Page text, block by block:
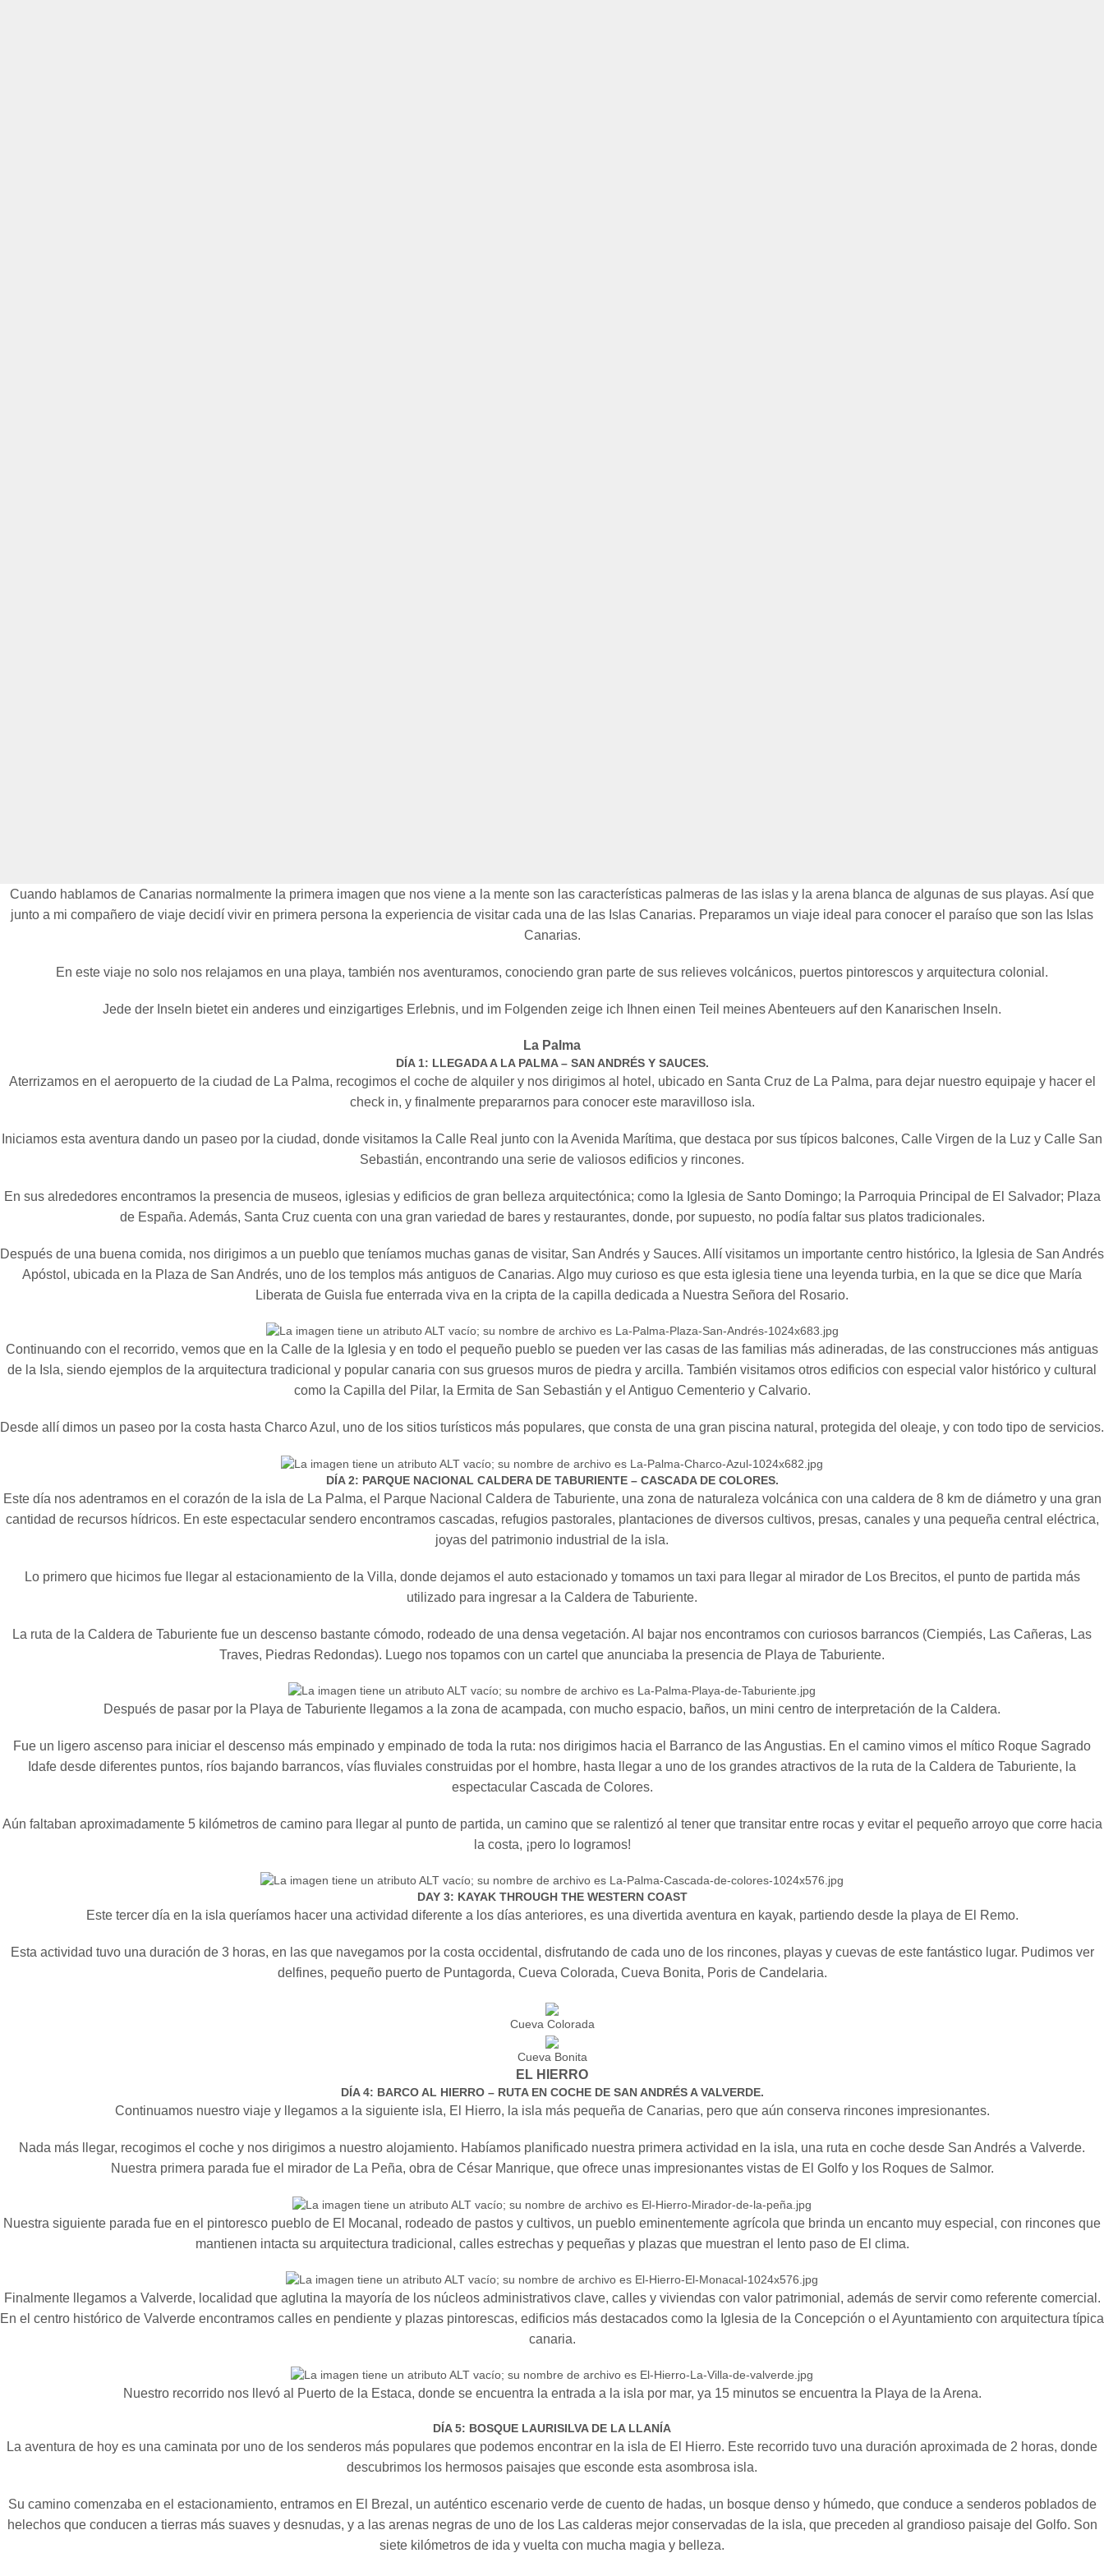
Cuando hablamos de Canarias normalmente la primera imagen que nos viene a la mente son las características palmeras de las islas y la arena blanca de algunas de sus playas. Así que
junto a mi compañero de viaje decidí vivir en primera persona la experiencia de visitar cada una de las Islas Canarias. Preparamos un viaje ideal para conocer el paraíso que son las Islas
Canarias.
En este viaje no solo nos relajamos en una playa, también nos aventuramos, conociendo gran parte de sus relieves volcánicos, puertos pintorescos y arquitectura colonial.
Jede der Inseln bietet ein anderes und einzigartiges Erlebnis, und im Folgenden zeige ich Ihnen einen Teil meines Abenteuers auf den Kanarischen Inseln.
La Palma
DÍA 1: LLEGADA A LA PALMA – SAN ANDRÉS Y SAUCES.
Aterrizamos en el aeropuerto de la ciudad de La Palma, recogimos el coche de alquiler y nos dirigimos al hotel, ubicado en Santa Cruz de La Palma, para dejar nuestro equipaje y hacer el
check in, y finalmente prepararnos para conocer este maravilloso isla.
Iniciamos esta aventura dando un paseo por la ciudad, donde visitamos la Calle Real junto con la Avenida Marítima, que destaca por sus típicos balcones, Calle Virgen de la Luz y Calle San
Sebastián, encontrando una serie de valiosos edificios y rincones.
En sus alrededores encontramos la presencia de museos, iglesias y edificios de gran belleza arquitectónica; como la Iglesia de Santo Domingo; la Parroquia Principal de El Salvador; Plaza
de España. Además, Santa Cruz cuenta con una gran variedad de bares y restaurantes, donde, por supuesto, no podía faltar sus platos tradicionales.
Después de una buena comida, nos dirigimos a un pueblo que teníamos muchas ganas de visitar, San Andrés y Sauces. Allí visitamos un importante centro histórico, la Iglesia de San Andrés
Apóstol, ubicada en la Plaza de San Andrés, uno de los templos más antiguos de Canarias. Algo muy curioso es que esta iglesia tiene una leyenda turbia, en la que se dice que María
Liberata de Guisla fue enterrada viva en la cripta de la capilla dedicada a Nuestra Señora del Rosario.
Continuando con el recorrido, vemos que en la Calle de la Iglesia y en todo el pequeño pueblo se pueden ver las casas de las familias más adineradas, de las construcciones más antiguas
de la Isla, siendo ejemplos de la arquitectura tradicional y popular canaria con sus gruesos muros de piedra y arcilla. También visitamos otros edificios con especial valor histórico y cultural
como la Capilla del Pilar, la Ermita de San Sebastián y el Antiguo Cementerio y Calvario.
Desde allí dimos un paseo por la costa hasta Charco Azul, uno de los sitios turísticos más populares, que consta de una gran piscina natural, protegida del oleaje, y con todo tipo de servicios.
DÍA 2: PARQUE NACIONAL CALDERA DE TABURIENTE – CASCADA DE COLORES.
Este día nos adentramos en el corazón de la isla de La Palma, el Parque Nacional Caldera de Taburiente, una zona de naturaleza volcánica con una caldera de 8 km de diámetro y una gran
cantidad de recursos hídricos. En este espectacular sendero encontramos cascadas, refugios pastorales, plantaciones de diversos cultivos, presas, canales y una pequeña central eléctrica,
joyas del patrimonio industrial de la isla.
Lo primero que hicimos fue llegar al estacionamiento de la Villa, donde dejamos el auto estacionado y tomamos un taxi para llegar al mirador de Los Brecitos, el punto de partida más
utilizado para ingresar a la Caldera de Taburiente.
La ruta de la Caldera de Taburiente fue un descenso bastante cómodo, rodeado de una densa vegetación. Al bajar nos encontramos con curiosos barrancos (Ciempiés, Las Cañeras, Las
Traves, Piedras Redondas). Luego nos topamos con un cartel que anunciaba la presencia de Playa de Taburiente.
Después de pasar por la Playa de Taburiente llegamos a la zona de acampada, con mucho espacio, baños, un mini centro de interpretación de la Caldera.
Fue un ligero ascenso para iniciar el descenso más empinado y empinado de toda la ruta: nos dirigimos hacia el Barranco de las Angustias. En el camino vimos el mítico Roque Sagrado
Idafe desde diferentes puntos, ríos bajando barrancos, vías fluviales construidas por el hombre, hasta llegar a uno de los grandes atractivos de la ruta de la Caldera de Taburiente, la
espectacular Cascada de Colores.
Aún faltaban aproximadamente 5 kilómetros de camino para llegar al punto de partida, un camino que se ralentizó al tener que transitar entre rocas y evitar el pequeño arroyo que corre hacia
la costa, ¡pero lo logramos!
DAY 3: KAYAK THROUGH THE WESTERN COAST
Este tercer día en la isla queríamos hacer una actividad diferente a los días anteriores, es una divertida aventura en kayak, partiendo desde la playa de El Remo.
Esta actividad tuvo una duración de 3 horas, en las que navegamos por la costa occidental, disfrutando de cada uno de los rincones, playas y cuevas de este fantástico lugar. Pudimos ver
delfines, pequeño puerto de Puntagorda, Cueva Colorada, Cueva Bonita, Poris de Candelaria.
Cueva Colorada
Cueva Bonita
EL HIERRO
DÍA 4: BARCO AL HIERRO – RUTA EN COCHE DE SAN ANDRÉS A VALVERDE.
Continuamos nuestro viaje y llegamos a la siguiente isla, El Hierro, la isla más pequeña de Canarias, pero que aún conserva rincones impresionantes.
Nada más llegar, recogimos el coche y nos dirigimos a nuestro alojamiento. Habíamos planificado nuestra primera actividad en la isla, una ruta en coche desde San Andrés a Valverde.
Nuestra primera parada fue el mirador de La Peña, obra de César Manrique, que ofrece unas impresionantes vistas de El Golfo y los Roques de Salmor.
Nuestra siguiente parada fue en el pintoresco pueblo de El Mocanal, rodeado de pastos y cultivos, un pueblo eminentemente agrícola que brinda un encanto muy especial, con rincones que
mantienen intacta su arquitectura tradicional, calles estrechas y pequeñas y plazas que muestran el lento paso de El clima.
Finalmente llegamos a Valverde, localidad que aglutina la mayoría de los núcleos administrativos clave, calles y viviendas con valor patrimonial, además de servir como referente comercial.
En el centro histórico de Valverde encontramos calles en pendiente y plazas pintorescas, edificios más destacados como la Iglesia de la Concepción o el Ayuntamiento con arquitectura típica
canaria.
Nuestro recorrido nos llevó al Puerto de la Estaca, donde se encuentra la entrada a la isla por mar, ya 15 minutos se encuentra la Playa de la Arena.
DÍA 5: BOSQUE LAURISILVA DE LA LLANÍA
La aventura de hoy es una caminata por uno de los senderos más populares que podemos encontrar en la isla de El Hierro. Este recorrido tuvo una duración aproximada de 2 horas, donde
descubrimos los hermosos paisajes que esconde esta asombrosa isla.
Su camino comenzaba en el estacionamiento, entramos en El Brezal, un auténtico escenario verde de cuento de hadas, un bosque denso y húmedo, que conduce a senderos poblados de
helechos que conducen a tierras más suaves y desnudas, y a las arenas negras de uno de los Las calderas mejor conservadas de la isla, que preceden al grandioso paisaje del Golfo. Son
siete kilómetros de ida y vuelta con mucha magia y belleza.